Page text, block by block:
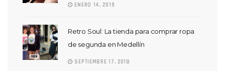
ENERO 14, 2019
Retro Soul: La tienda para comprar ropa
de segunda en Medellín
SEPTIEMBRE 17, 2018